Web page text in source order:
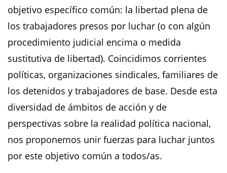
objetivo específico común: la libertad plena de
los trabajadores presos por luchar (o con algún
procedimiento judicial encima o medida
sustitutiva de libertad). Coincidimos corrientes
políticas, organizaciones sindicales, familiares de
los detenidos y trabajadores de base. Desde esta
diversidad de ámbitos de acción y de
perspectivas sobre la realidad política nacional,
nos proponemos unir fuerzas para luchar juntos
por este objetivo común a todos/as.